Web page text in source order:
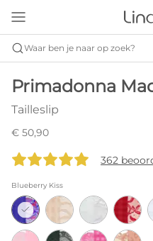
Waar ben je naar op zoek?
Primadonna
Tailleslip
€ 50,90
362
Blueberry Kiss